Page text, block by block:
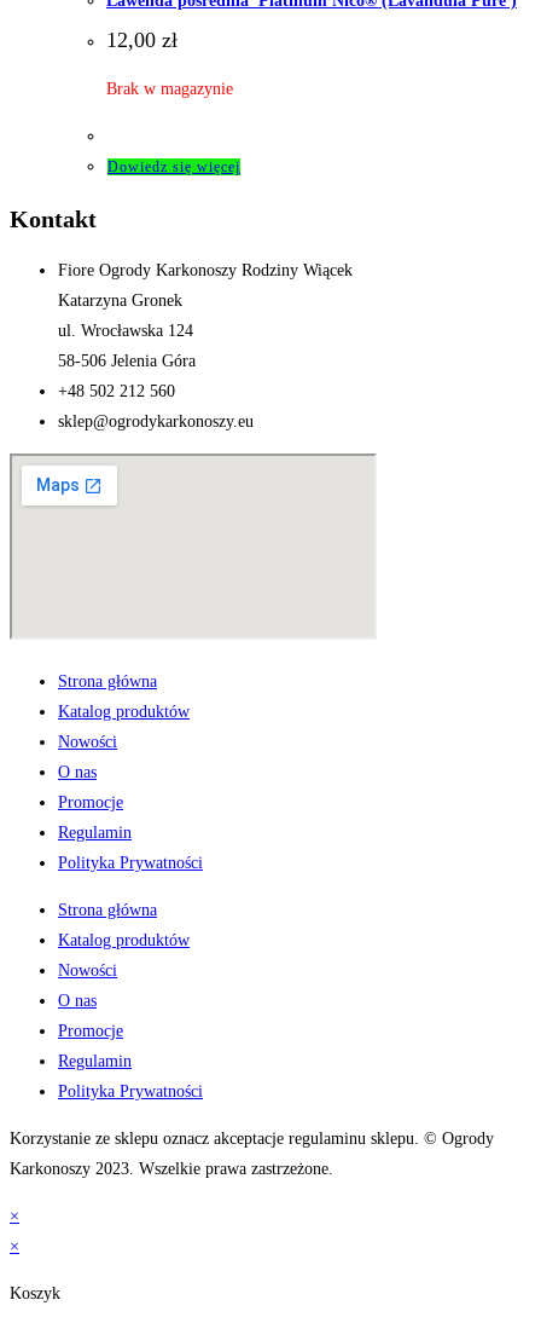
12,00 zł
Brak w magazynie
Dowiedz się więcej
Kontakt
Fiore Ogrody Karkonoszy Rodziny Wiącek
Katarzyna Gronek
ul. Wrocławska 124
58-506 Jelenia Góra
+48 502 212 560
sklep@ogrodykarkonoszy.eu
Strona główna
Katalog produktów
Nowości
O nas
Promocje
Regulamin
Polityka Prywatności
Strona główna
Katalog produktów
Nowości
O nas
Promocje
Regulamin
Polityka Prywatności
Korzystanie ze sklepu oznacz akceptacje regulaminu sklepu. © Ogrody
Karkonoszy 2023. Wszelkie prawa zastrzeżone.
×
×
Koszyk